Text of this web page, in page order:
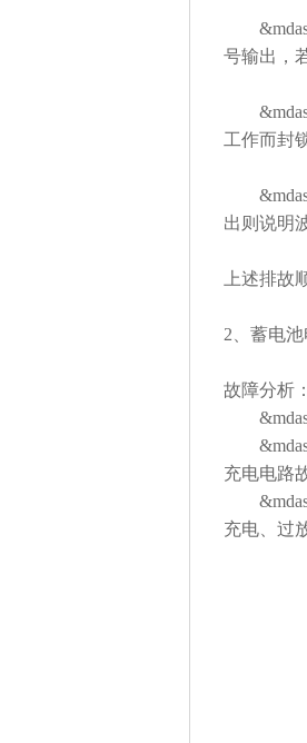
号输出，
工作而封
出则说明
上述排故
2、蓄电
故障分析
充电电路
充电、过